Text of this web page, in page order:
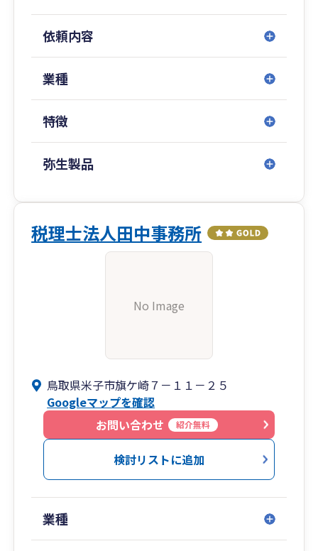
依頼内容
業種
特徴
弥生製品
税理士法人田中事務所
No Image
鳥取県米子市旗ケ崎７－１１－２５
Googleマップを確認
お問い合わせ
紹介無料
検討リストに追加
業種